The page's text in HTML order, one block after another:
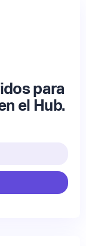
para
el Hub.